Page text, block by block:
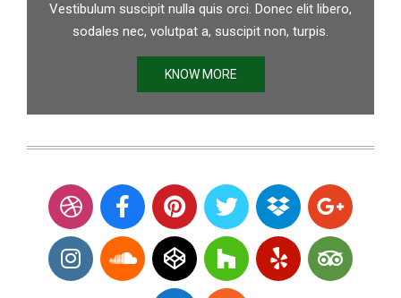
Vestibulum suscipit nulla quis orci. Donec elit libero,
sodales nec, volutpat a, suscipit non, turpis.
KNOW MORE